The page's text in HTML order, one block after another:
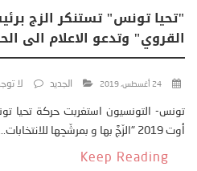
"تحيا تونس" تستنكر الزج
القروي" وتدعو الاعلام الى
24 أغسطس، 2019 الجديد لا
أوت 2019 "الزّجَّ بها و بمرشّحِها للانتخابات...
Keep Reading